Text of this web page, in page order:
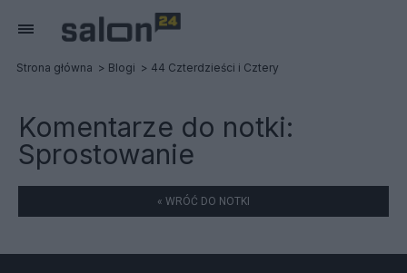
Strona główna Blogi 44 Czterdzieści i Cztery
Komentarze do notki:
Sprostowanie
« WRÓĆ DO NOTKI